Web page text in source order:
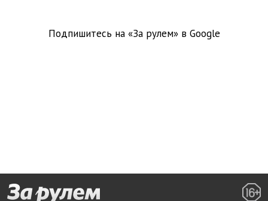
Подпишитесь на «За рулем» в Google